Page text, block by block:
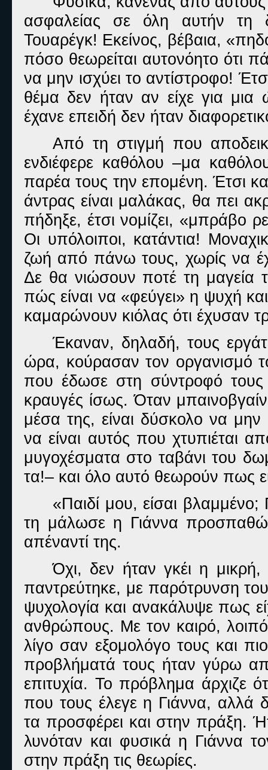
ασφαλείας σε όλη αυτήν τη
Τουαρέγκ! Εκείνος, βέβαια,
πόσο θεωρείται αυτονόητο ότι
να μην ισχύει το αντίστροφο!
θέμα δεν ήταν αν είχε για
έχανε επειδή δεν ήταν
Από τη στιγμή που
ενδιέφερε καθόλου –μα
παρέα τους την επομένη. Έτσι
άντρας είναι μαλάκας, θα πει
πήδηξε, έτσι νομίζει, «μπράβο
Οι υπόλοιποι, κατάντια!
ζωή από πάνω τους, χωρίς να
Δε θα νιώσουν ποτέ τη μαγεία
πώς είναι να «φεύγει» η ψυχή
καμαρώνουν κιόλας ότι έχυσαν
Έκαναν, δηλαδή, τους
ώρα, κούρασαν τον οργανισμό
που έδωσε στη σύντροφό τους
κραυγές ίσως. Όταν
μέσα της, είναι δύσκολο να
να είναι αυτός που χτυπιέται
μυγοχέσματα στο ταβάνι του
τα!– και όλο αυτό θεωρούν πως
«Παιδί μου, είσαι
τη μάλωσε η Γιάννα
απέναντί της.
Όχι, δεν ήταν γκέι η
παντρεύτηκε, με παρότρυνση
ψυχολογία και ανακάλυψε πως
ανθρώπους. Με τον καιρό,
λίγο σαν εξομολόγο τους και
προβλήματά τους ήταν γύρω
επιτυχία. Το πρόβλημα άρχιζε
που τους έλεγε η Γιάννα, αλλά
τα προσφέρει και στην πράξη.
λυνόταν και φυσικά η Γιάννα
στην πράξη τις θεωρίες.